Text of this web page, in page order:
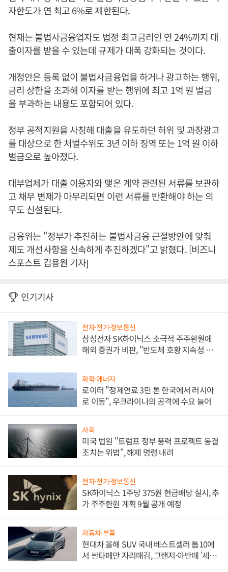
자한도가 연 최고 6%로 제한된다.
현재는 불법사금융업자도 법정 최고금리인 연 24%까지 대
출이자를 받을 수 있는데 규제가 대폭 강화되는 것이다.
개정안은 등록 없이 불법사금융업을 하거나 광고하는 행위,
금리 상한을 초과해 이자를 받는 행위에 최고 1억 원 벌금
을 부과하는 내용도 포함되어 있다.
정부 공적지원을 사칭해 대출을 유도하던 허위 및 과장광고
를 대상으로 한 처벌수위도 3년 이하 징역 또는 1억 원 이하
벌금으로 높아졌다.
대부업체가 대출 이용자와 맺은 계약 관련된 서류를 보관하
고 채무 변제가 마무리되면 이런 서류를 반환해야 하는 의
무도 신설된다.
금융위는 "정부가 추진하는 불법사금융 근절방안에 맞춰
제도 개선사항을 신속하게 추진하겠다"고 밝혔다. [비즈니
스포스트 김용원 기자]
인기기사
전자·전기·정보통신
삼성전자 SK하이닉스 소극적 주주환원에
해외 증권가 비판, "반도체 호황 지속성 의
화학·에너지
로이터 "정제연료 3만 톤 한국에서 러시아
로 이동", 우크라이나의 공격에 수요 늘어
사회
미국 법원 "트럼프 정부 풍력 프로젝트 동결
조치는 위법", 해제 명령 내려
전자·전기·정보통신
SK하이닉스 1주당 375원 현금배당 실시, 추
가 주주환원 계획 9월 공개 예정
자동차·부품
현대차 올해 SUV 국내 베스트셀러 톱10에
서 싼타페만 자리매김, 그랜저·아반떼 '세단